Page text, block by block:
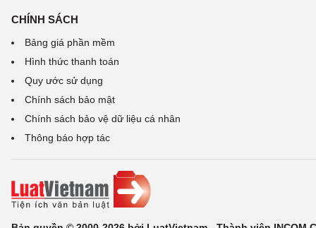
CHÍNH SÁCH
Bảng giá phần mềm
Hình thức thanh toán
Quy ước sử dụng
Chính sách bảo mật
Chính sách bảo vệ dữ liệu cá nhân
Thông báo hợp tác